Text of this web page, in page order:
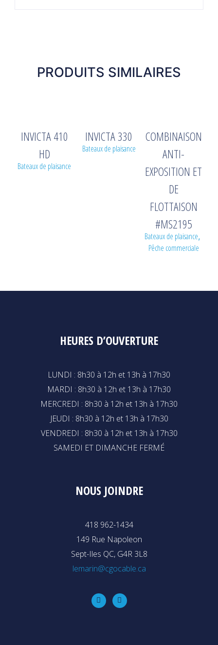
PRODUITS SIMILAIRES
INVICTA 410
HD
Bateaux de plaisance
INVICTA 330
Bateaux de plaisance
COMBINAISON
ANTI-
EXPOSITION ET
DE
FLOTTAISON
#MS2195
Bateaux de plaisance,
Pêche commerciale
HEURES D’OUVERTURE
LUNDI : 8h30 à 12h et 13h à 17h30
MARDI : 8h30 à 12h et 13h à 17h30
MERCREDI : 8h30 à 12h et 13h à 17h30
JEUDI : 8h30 à 12h et 13h à 17h30
VENDREDI : 8h30 à 12h et 13h à 17h30
SAMEDI ET DIMANCHE FERMÉ
NOUS JOINDRE
418 962-1434
149 Rue Napoleon
Sept-Iles QC, G4R 3L8
lemarin@cgocable.ca